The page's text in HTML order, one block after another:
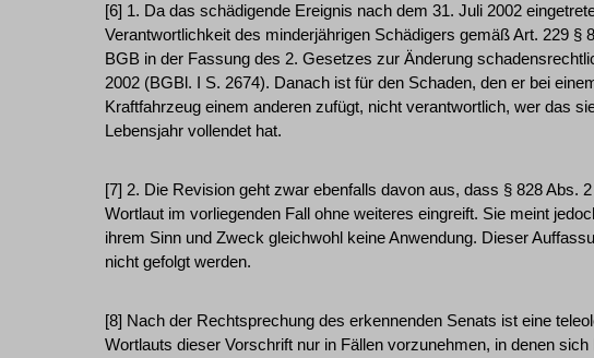
[6] 1. Da das schädigende Ereignis nach dem 31. Juli 2002
Verantwortlichkeit des minderjährigen Schädigers gemäß Art. 229 §
BGB in der Fassung des 2. Gesetzes zur Änderung
2002 (BGBl. I S. 2674). Danach ist für den Schaden, den er bei
Kraftfahrzeug einem anderen zufügt, nicht verantwortlich, wer das
Lebensjahr vollendet hat.
[7] 2. Die Revision geht zwar ebenfalls davon aus, dass § 828 Abs.
Wortlaut im vorliegenden Fall ohne weiteres eingreift. Sie meint
ihrem Sinn und Zweck gleichwohl keine Anwendung. Dieser
nicht gefolgt werden.
[8] Nach der Rechtsprechung des erkennenden Senats ist eine
Wortlauts dieser Vorschrift nur in Fällen vorzunehmen, in denen